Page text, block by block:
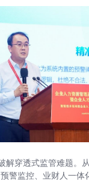
解穿透式监管难题。
警监控、业财人一体